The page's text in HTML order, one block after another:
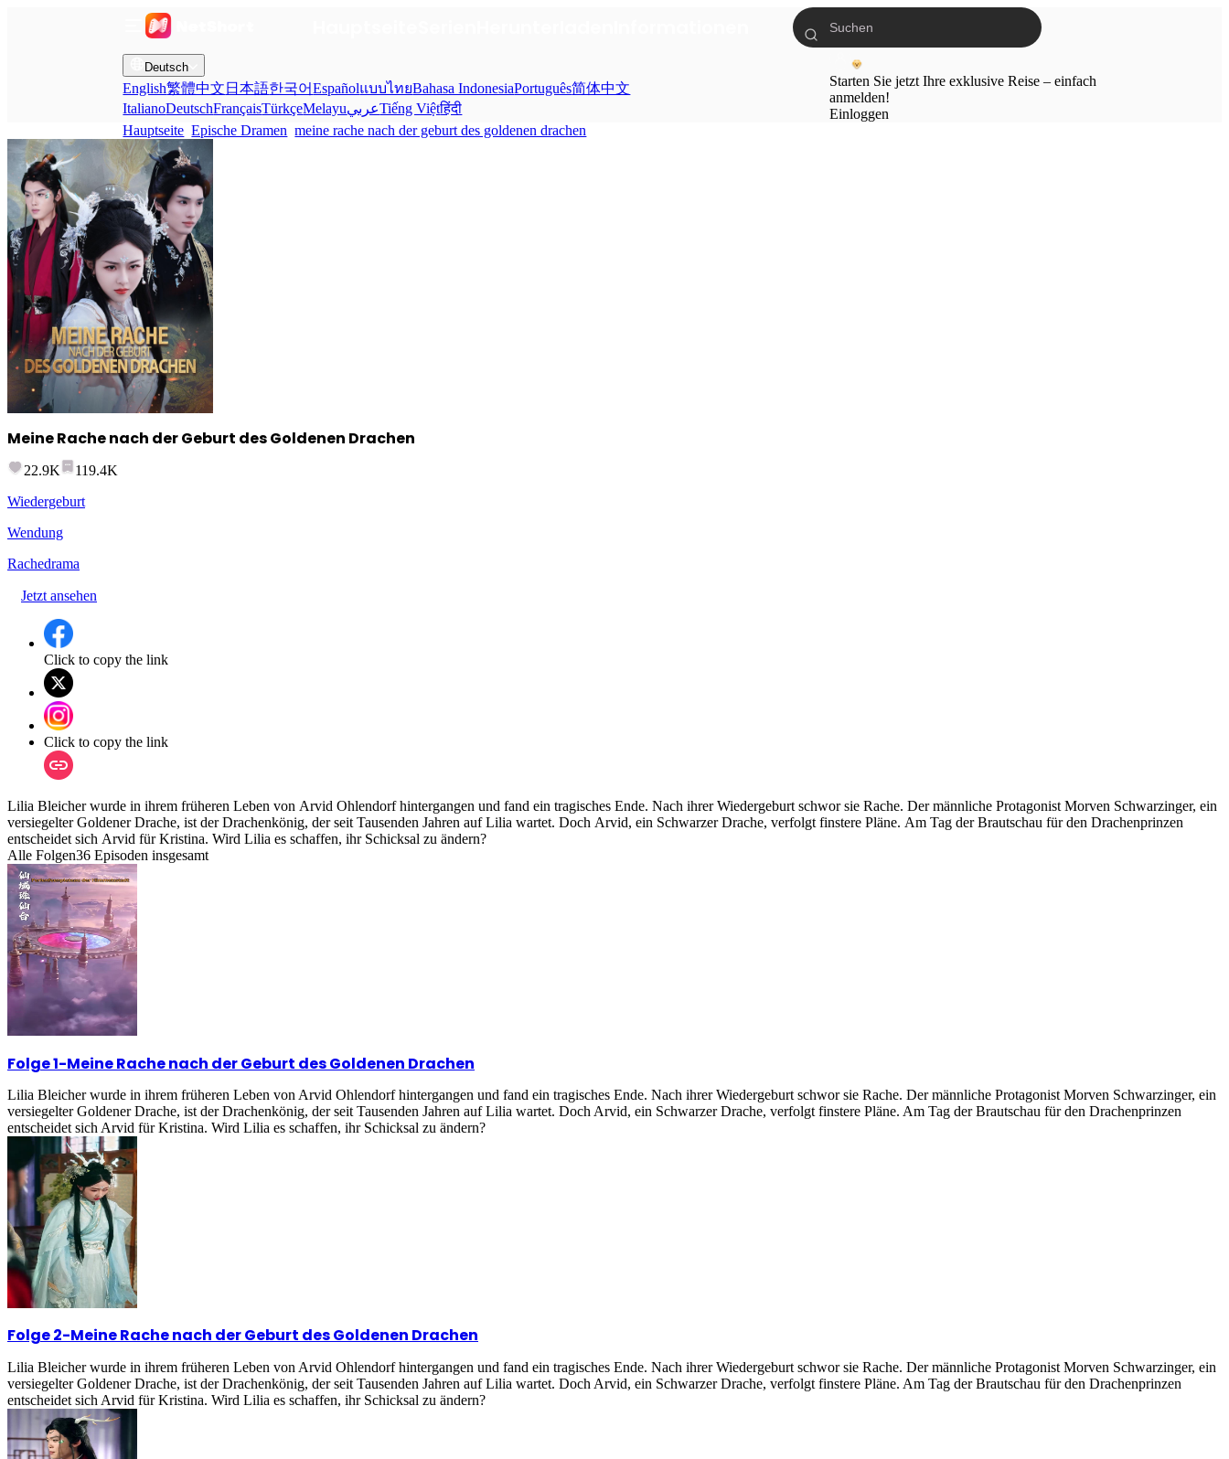
Deutsch
English繁體中文 日本語한국어EspañolแบบไทยBahasa IndonesiaPortuguês简体中文
ItalianoDeutschFrançaisTürkçeMelayuعربيTiếng Việtहिंदी
Starten Sie jetzt Ihre exklusive Reise – einfach
anmelden!
Einloggen
Hauptseite Epische Dramen meine rache nach der geburt des goldenen drachen
Meine Rache nach der Geburt des Goldenen Drachen
22.9K
119.4K
Wiedergeburt
Wendung
Rachedrama
Jetzt ansehen
Click to copy the link
Click to copy the link
Lilia Bleicher wurde in ihrem früheren Leben von Arvid Ohlendorf hintergangen und fand ein tragisches Ende. Nach ihrer Wiedergeburt schwor sie Rache. Der männliche Protagonist Morven Schwarzinger, ein
versiegelter Goldener Drache, ist der Drachenkönig, der seit Tausenden Jahren auf Lilia wartet. Doch Arvid, ein Schwarzer Drache, verfolgt finstere Pläne. Am Tag der Brautschau für den Drachenprinzen
entscheidet sich Arvid für Kristina. Wird Lilia es schaffen, ihr Schicksal zu ändern?
Alle Folgen36 Episoden insgesamt
Folge 1-Meine Rache nach der Geburt des Goldenen Drachen
Lilia Bleicher wurde in ihrem früheren Leben von Arvid Ohlendorf hintergangen und fand ein tragisches Ende. Nach ihrer Wiedergeburt schwor sie Rache. Der männliche Protagonist Morven Schwarzinger, ein
versiegelter Goldener Drache, ist der Drachenkönig, der seit Tausenden Jahren auf Lilia wartet. Doch Arvid, ein Schwarzer Drache, verfolgt finstere Pläne. Am Tag der Brautschau für den Drachenprinzen
entscheidet sich Arvid für Kristina. Wird Lilia es schaffen, ihr Schicksal zu ändern?
Folge 2-Meine Rache nach der Geburt des Goldenen Drachen
Lilia Bleicher wurde in ihrem früheren Leben von Arvid Ohlendorf hintergangen und fand ein tragisches Ende. Nach ihrer Wiedergeburt schwor sie Rache. Der männliche Protagonist Morven Schwarzinger, ein
versiegelter Goldener Drache, ist der Drachenkönig, der seit Tausenden Jahren auf Lilia wartet. Doch Arvid, ein Schwarzer Drache, verfolgt finstere Pläne. Am Tag der Brautschau für den Drachenprinzen
entscheidet sich Arvid für Kristina. Wird Lilia es schaffen, ihr Schicksal zu ändern?